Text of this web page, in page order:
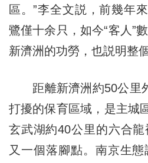
區。”李全文説，前幾年
鷺僅十余只，如今“客人”
新濟洲的功勞，也説明整
距離新濟洲約50公里
打擾的保育區域，是主城
玄武湖約40公里的六合
又一個落腳點。南京生